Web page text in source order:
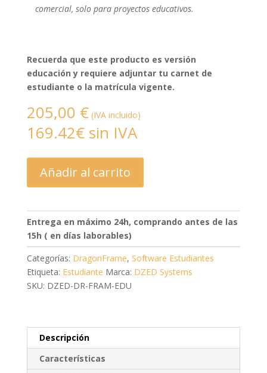
comercial, solo para proyectos educativos.
Recuerda que este producto es versión
educación y requiere adjuntar tu carnet de
estudiante o la matrícula vigente.
205,00 € (IVA incluido)
169.42€ sin IVA
Añadir al carrito
Entrega en máximo 24h, comprando antes de las
15h ( en días laborables)
Categorías: DragonFrame, Software Estudiantes
Etiqueta: Estudiante Marca: DZED Systems
SKU: DZED-DR-FRAM-EDU
Descripción
Características